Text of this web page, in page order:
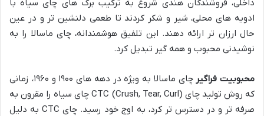
داخلی، فروشندگان هندی شروع به ترکیب برگ های چای سیاه با
ادویه های محلی، شیر و شکر کردند تا طعمی دلنشین تر و در عین
حال ارزان تر ارائه دهند. این تلفیق هوشمندانه، چای ماسالا را به
نوشیدنی محبوب و همه گیر تبدیل کرد.
محبوبیت فراگیر
چای ماسالا به ویژه در دهه های ۱۹۰۰ و ۱۹۶۰، زمانی
که روش تولید چای CTC (Crush, Tear, Curl) چای سیاه را مقرون به
صرفه تر و در دسترس تر کرد، به اوج خود رسید. چای CTC به دلیل